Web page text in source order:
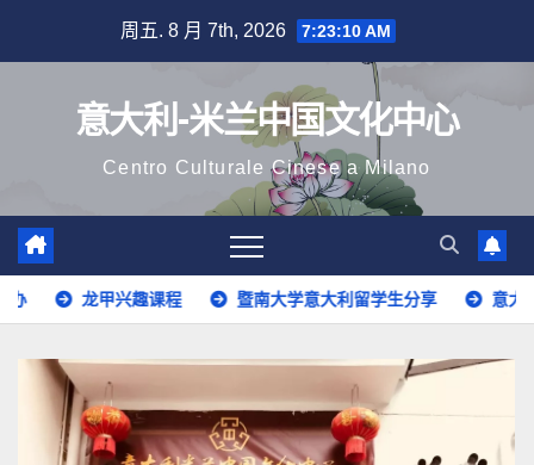
周五. 8 月 7th, 2026 7:23:12 AM
意大利-米兰中国文化中心
Centro Culturale Cinese a Milano
暨南大学意大利留学生分享 意大利语开班啦！ 华